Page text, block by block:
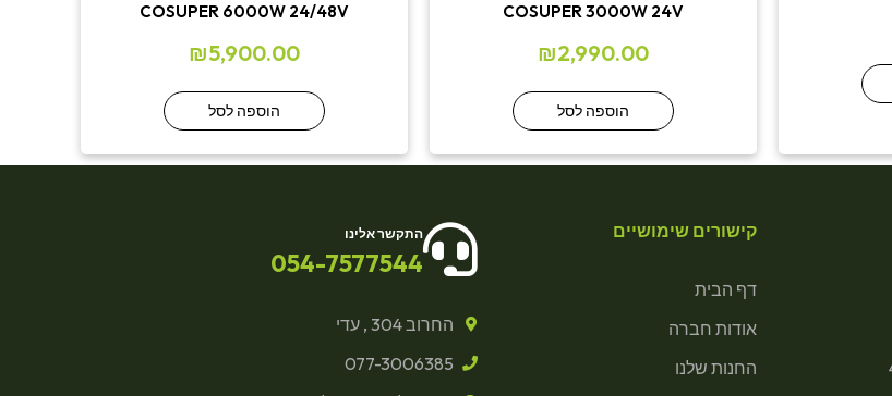
COSUPER 3000W 24V
₪2,990.00
הוספה לסל
COSUPER 6000W 24/48V
₪5,900.00
הוספה לסל
קישורים שימושיים
דף הבית
אודות חברה
החנות שלנו
התקשר אלינו
054-7577544
החרוב 304 , עדי
077-3006385